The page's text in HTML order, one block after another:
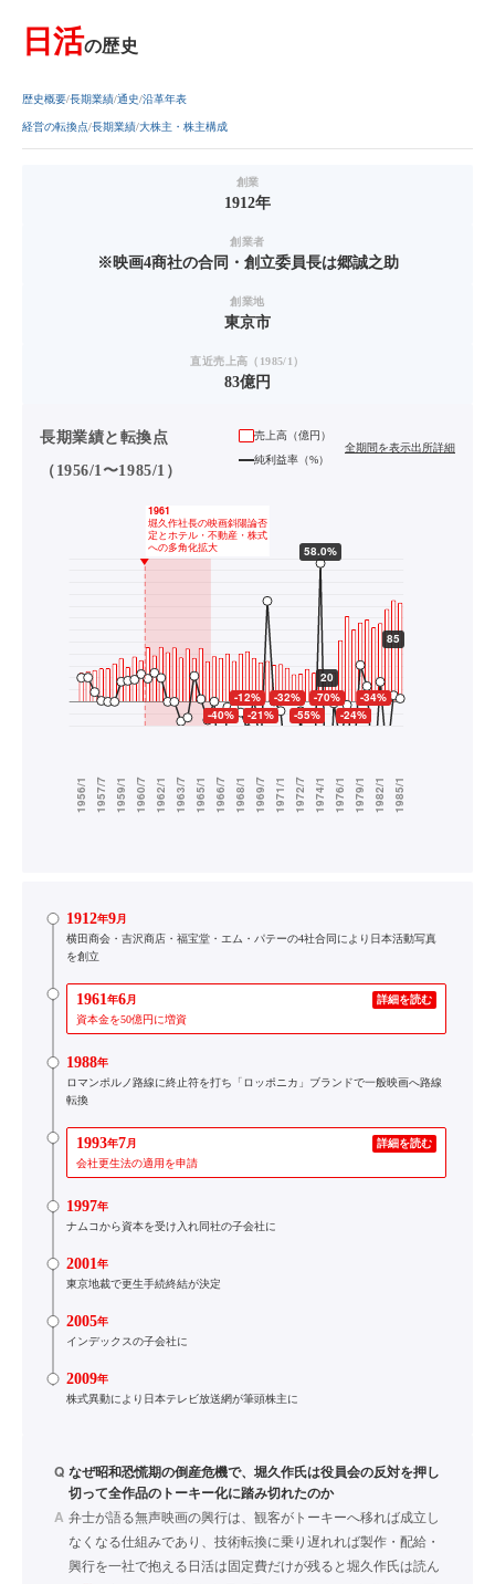
日活の歴史
歴史概要 長期業績 通史 沿革年表
経営の転換点 長期業績 大株主・株主構成
創業
1912年
創業者
※映画4商社の合同・創立委員長は郷誠之助
創業地
東京市
直近売上高（1985/1）
83億円
長期業績と転換点
（1956/1〜1985/1）
売上高（億円）
純利益率（%）
全期間を表示出所詳細
1912年9月
横田商会・吉沢商店・福宝堂・エム・パテーの4社合同により日本活動写真
を創立
1961年6月
詳細を読む
資本金を50億円に増資
1988年
ロマンポルノ路線に終止符を打ち「ロッポニカ」ブランドで一般映画へ路線
転換
1993年7月
詳細を読む
会社更生法の適用を申請
1997年
ナムコから資本を受け入れ同社の子会社に
2001年
東京地裁で更生手続終結が決定
2005年
インデックスの子会社に
2009年
株式異動により日本テレビ放送網が筆頭株主に
Q なぜ昭和恐慌期の倒産危機で、堀久作氏は役員会の反対を押し
切って全作品のトーキー化に踏み切れたのか
A 弁士が語る無声映画の興行は、観客がトーキーへ移れば成立し
なくなる仕組みであり、技術転換に乗り遅れれば製作・配給・
興行を一社で抱える日活は固定費だけが残ると堀久作氏は読ん